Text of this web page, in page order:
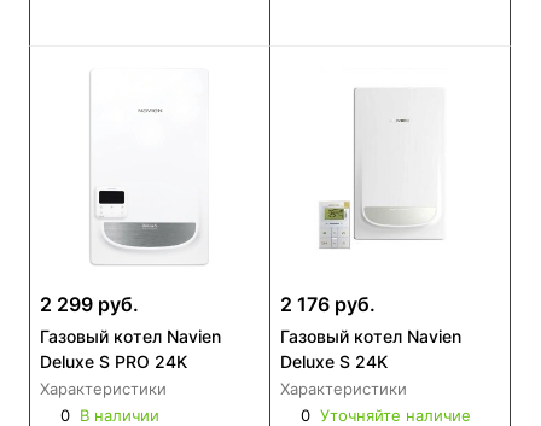
2 299 руб.
Газовый котел Navien
Deluxe S PRO 24K
Характеристики
0 В наличии
2 176 руб.
Газовый котел Navien
Deluxe S 24K
Характеристики
0 Уточняйте наличие